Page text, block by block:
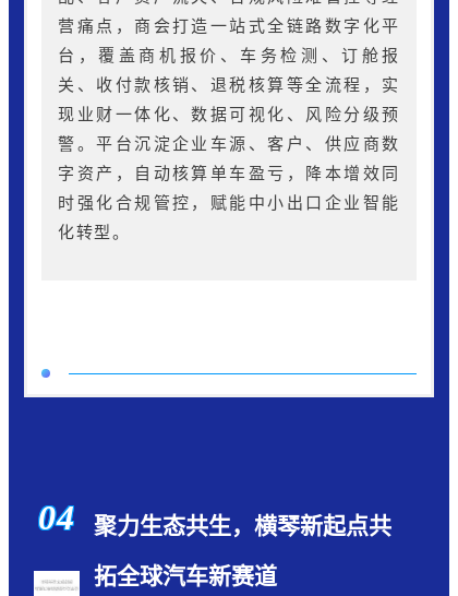
营痛点，商会打造一站式全链路数字化平
台，覆盖商机报价、车务检测、订舱报
关、收付款核销、退税核算等全流程，实
现业财一体化、数据可视化、风险分级预
警。平台沉淀企业车源、客户、供应商数
字资产，自动核算单车盈亏，降本增效同
时强化合规管控，赋能中小出口企业智能
化转型。
04
聚力生态共生，横琴新起点共
拓全球汽车新赛道